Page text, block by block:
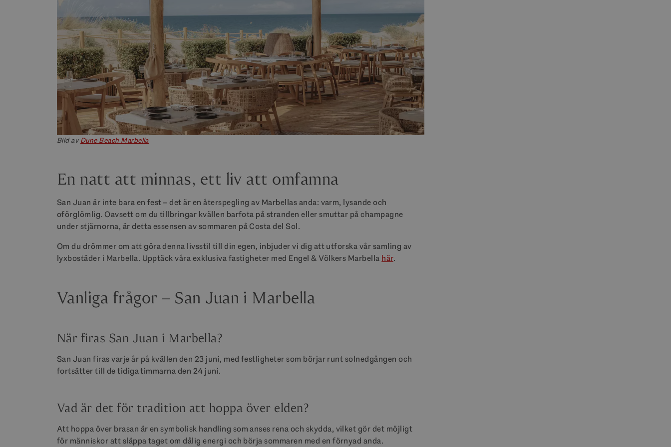
Bild av Dune Beach Marbella
En natt att minnas, ett liv att omfamna
San Juan är inte bara en fest – det är en återspegling av Marbellas anda: varm, lysande och
oförglömlig. Oavsett om du tillbringar kvällen barfota på stranden eller smuttar på champagne
under stjärnorna, är detta essensen av sommaren på Costa del Sol.
Om du drömmer om att göra denna livsstil till din egen, inbjuder vi dig att utforska vår samling av
lyxbostäder i Marbella. Upptäck våra exklusiva fastigheter med Engel & Völkers Marbella här.
Vanliga frågor – San Juan i Marbella
När firas San Juan i Marbella?
San Juan firas varje år på kvällen den 23 juni, med festligheter som börjar runt solnedgången och
fortsätter till de tidiga timmarna den 24 juni.
Vad är det för tradition att hoppa över elden?
Att hoppa över brasan är en symbolisk handling som anses rena och skydda, vilket gör det möjligt
för människor att släppa taget om dålig energi och börja sommaren med en förnyad anda.